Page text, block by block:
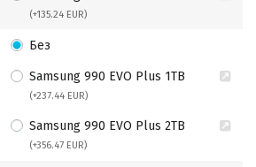
(+135.24 EUR)
Без
Samsung 990 EVO Plus 1TB
(+237.44 EUR)
Samsung 990 EVO Plus 2TB
(+356.47 EUR)